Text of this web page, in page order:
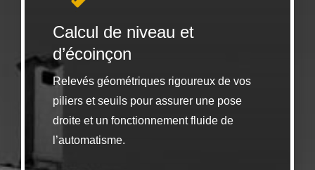
Calcul de niveau et
d’écoinçon
Relevés géométriques rigoureux de vos
piliers et seuils pour assurer une pose
droite et un fonctionnement fluide de
l’automatisme.